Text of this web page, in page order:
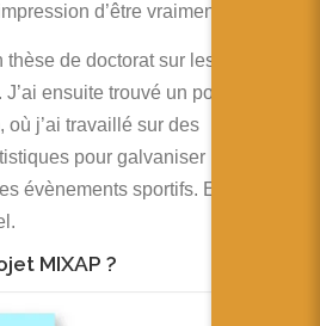
d’être vraiment utile !
de doctorat sur les Serious
ensuite trouvé un postdoctorat
j’ai travaillé sur des
pour galvaniser la foule
évènements sportifs. Et puis j’ai
MIXAP ?